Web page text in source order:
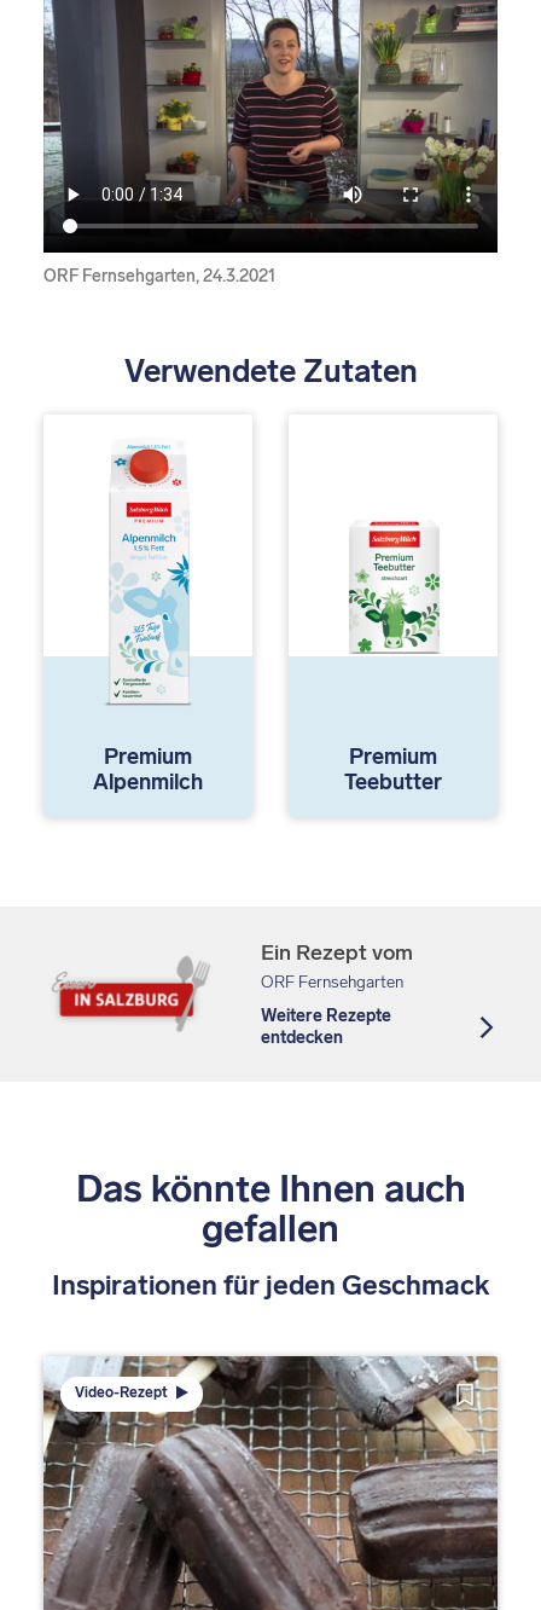
ORF Fernsehgarten, 24.3.2021
Verwendete Zutaten
Premium
Alpenmilch
Premium
Teebutter
Ein Rezept vom
ORF Fernsehgarten
Weitere Rezepte
entdecken
Das könnte Ihnen auch
gefallen
Inspirationen für jeden Geschmack
Video-Rezept